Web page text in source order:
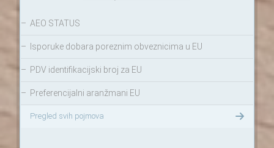
– AEO STATUS
– Isporuke dobara poreznim obveznicima u EU
– PDV identifikacijski broj za EU
– Preferencijalni aranžmani EU
Pregled svih pojmova